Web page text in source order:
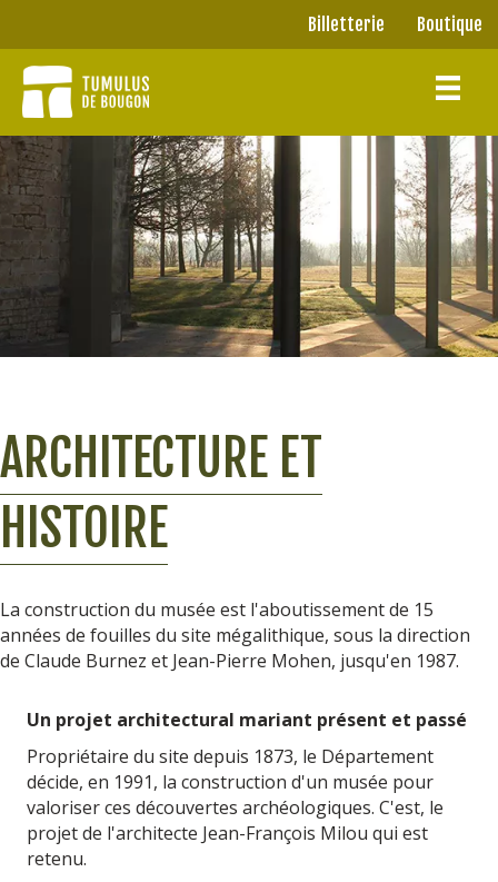
Billetterie Boutique
Billetterie Boutique
ARCHITECTURE ET
HISTOIRE
La construction du musée est l'aboutissement de 15
années de fouilles du site mégalithique, sous la direction
de Claude Burnez et Jean-Pierre Mohen, jusqu'en 1987.
Un projet architectural mariant présent et passé
Propriétaire du site depuis 1873, le Département
décide, en 1991, la construction d'un musée pour
valoriser ces découvertes archéologiques. C'est, le
projet de l'architecte Jean-François Milou qui est
retenu.